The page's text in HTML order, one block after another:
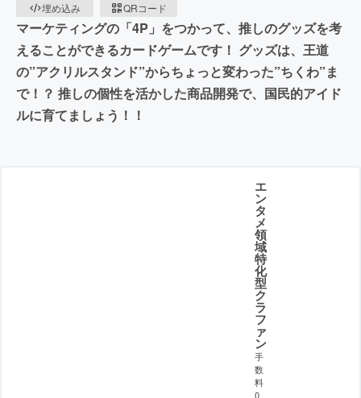
埋め込み
QRコード
マーケティングの「4P」をつかって、推しのグッズを考
えることができるカードゲームです！ グッズは、王道
の”アクリルスタンド”からちょっと変わった”ちくわ”ま
で！？ 推しの個性を活かした商品開発で、国民的アイド
ルに育てましょう！！
エ
ン
タ
メ
領
域
特
化
型
ク
ラ
フ
ァ
ン
手
数
料
0